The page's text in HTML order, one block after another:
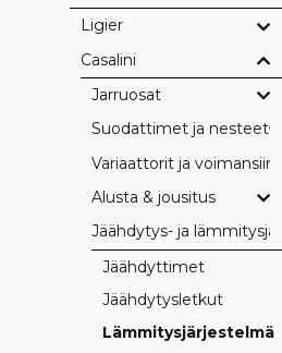
Ligier
Casalini
Jarruosat
Suodattimet ja nesteet
Variaattorit ja voimansiirto
Alusta & jousitus
Jäähdytys- ja
Jäähdyttimet
Jäähdytysletkut
Lämmitysjärjestelmä